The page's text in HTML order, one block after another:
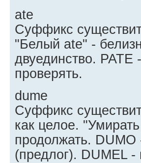
ate
Суффикс
"Белый ate" -
двуединство. PATE
проверять.
dume
Суффикс
как целое.
продолжать.
(предлог). DUMEL -